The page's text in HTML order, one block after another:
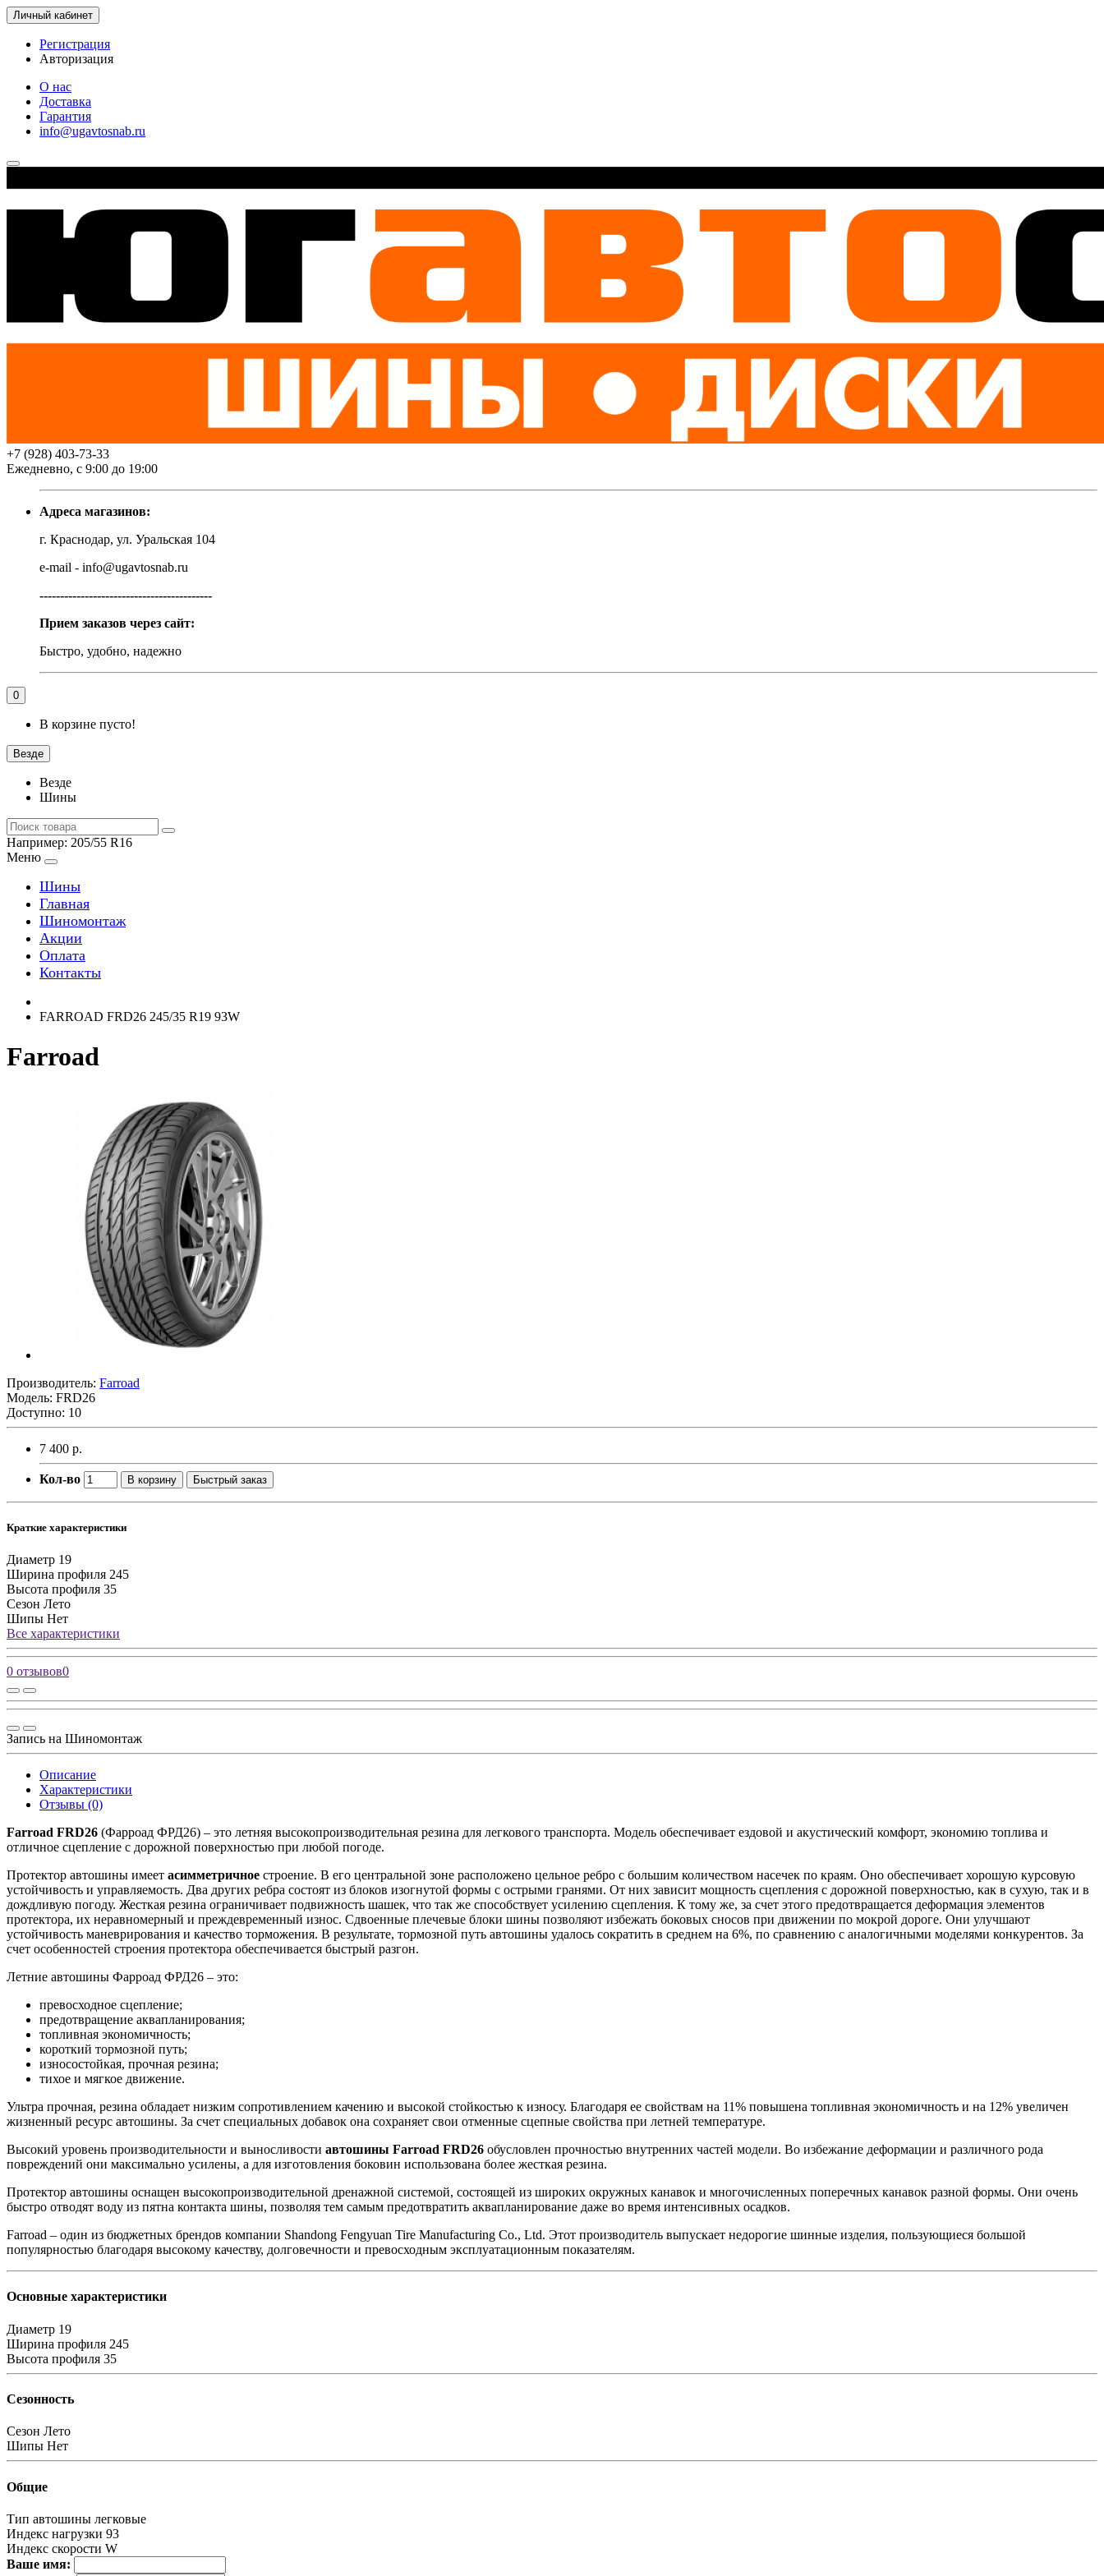
Личный кабинет
Регистрация
Авторизация
О нас
Доставка
Гарантия
info@ugavtosnab.ru
+7 (928) 403-73-33
Ежедневно, с 9:00 до 19:00
Адреса магазинов:
г. Краснодар, ул. Уральская 104
e-mail - info@ugavtosnab.ru
------------------------------------------
Прием заказов через сайт:
Быстро, удобно, надежно
0
В корзине пусто!
Везде
Везде
Шины
Например: 205/55 R16
Меню
Шины
Главная
Шиномонтаж
Акции
Оплата
Контакты
FARROAD FRD26 245/35 R19 93W
Farroad
Производитель: Farroad
Модель: FRD26
Доступно: 10
7 400 р.
Кол-во В корзину Быстрый заказ
Краткие характеристики
Диаметр 19
Ширина профиля 245
Высота профиля 35
Сезон Лето
Шипы Нет
Все характеристики
0 отзывов0
Запись на Шиномонтаж
Описание
Характеристики
Отзывы (0)
Farroad FRD26 (Фарроад ФРД26) – это летняя высокопроизводительная резина для легкового транспорта. Модель обеспечивает ездовой и акустический комфорт, экономию топлива и
отличное сцепление с дорожной поверхностью при любой погоде.
Протектор автошины имеет асимметричное строение. В его центральной зоне расположено цельное ребро с большим количеством насечек по краям. Оно обеспечивает хорошую курсовую
устойчивость и управляемость. Два других ребра состоят из блоков изогнутой формы с острыми гранями. От них зависит мощность сцепления с дорожной поверхностью, как в сухую, так и в
дождливую погоду. Жесткая резина ограничивает подвижность шашек, что так же способствует усилению сцепления. К тому же, за счет этого предотвращается деформация элементов
протектора, их неравномерный и преждевременный износ. Сдвоенные плечевые блоки шины позволяют избежать боковых сносов при движении по мокрой дороге. Они улучшают
устойчивость маневрирования и качество торможения. В результате, тормозной путь автошины удалось сократить в среднем на 6%, по сравнению с аналогичными моделями конкурентов. За
счет особенностей строения протектора обеспечивается быстрый разгон.
Летние автошины Фарроад ФРД26 – это:
превосходное сцепление;
предотвращение аквапланирования;
топливная экономичность;
короткий тормозной путь;
износостойкая, прочная резина;
тихое и мягкое движение.
Ультра прочная, резина обладает низким сопротивлением качению и высокой стойкостью к износу. Благодаря ее свойствам на 11% повышена топливная экономичность и на 12% увеличен
жизненный ресурс автошины. За счет специальных добавок она сохраняет свои отменные сцепные свойства при летней температуре.
Высокий уровень производительности и выносливости автошины Farroad FRD26 обусловлен прочностью внутренних частей модели. Во избежание деформации и различного рода
повреждений они максимально усилены, а для изготовления боковин использована более жесткая резина.
Протектор автошины оснащен высокопроизводительной дренажной системой, состоящей из широких окружных канавок и многочисленных поперечных канавок разной формы. Они очень
быстро отводят воду из пятна контакта шины, позволяя тем самым предотвратить аквапланирование даже во время интенсивных осадков.
Farroad – один из бюджетных брендов компании Shandong Fengyuan Tire Manufacturing Co., Ltd. Этот производитель выпускает недорогие шинные изделия, пользующиеся большой
популярностью благодаря высокому качеству, долговечности и превосходным эксплуатационным показателям.
Основные характеристики
Диаметр 19
Ширина профиля 245
Высота профиля 35
Сезонность
Сезон Лето
Шипы Нет
Общие
Тип автошины легковые
Индекс нагрузки 93
Индекс скорости W
Ваше имя: